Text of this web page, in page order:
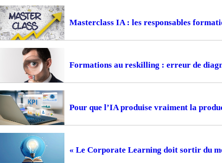
Masterclass IA : les responsables
Formations au reskilling : erreur de
Pour que l’IA produise vraiment la
« Le Corporate Learning doit sortir du